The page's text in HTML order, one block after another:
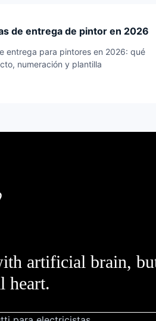
de entrega de pintor en 2026
entrega para pintores en 2026: qué
numeración y plantilla
artificial brain,
heart.